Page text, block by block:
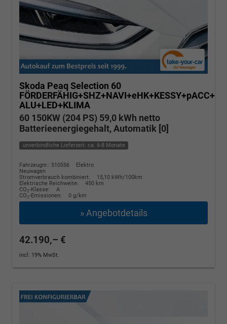
Skoda Peaq Selection 60
ALU+LED+KLIMA
60 150KW (204 PS) 59,0 kWh netto
Batterieenergiegehalt, Automatik [0]
unverbindliche Lieferzeit: ca. 6-8 Monate
Fahrzeugnr.: 510556
Elektro
Neuwagen
Stromverbrauch kombiniert:
15,10 kWh/100km
Elektrische Reichweite:
450 km
CO2-Klasse:
A
CO2-Emissionen: 0 g/km
» Angebotdetails
42.190,– €
incl. 19% MwSt.